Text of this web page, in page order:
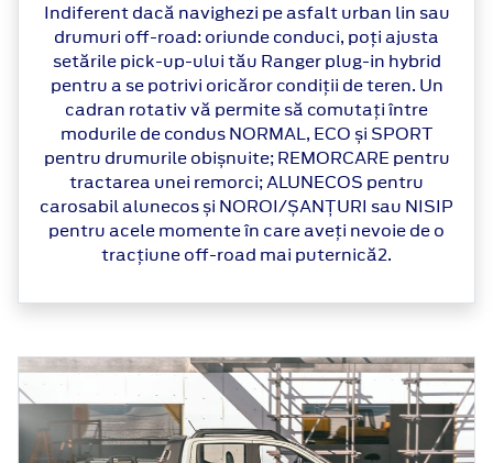
Indiferent dacă navighezi pe asfalt urban lin sau
drumuri off-road: oriunde conduci, poți ajusta
setările pick-up-ului tău Ranger plug-in hybrid
pentru a se potrivi oricăror condiții de teren. Un
cadran rotativ vă permite să comutați între
modurile de condus NORMAL, ECO și SPORT
pentru drumurile obișnuite; REMORCARE pentru
tractarea unei remorci; ALUNECOS pentru
carosabil alunecos și NOROI/ȘANȚURI sau NISIP
pentru acele momente în care aveți nevoie de o
tracțiune off-road mai puternică2.